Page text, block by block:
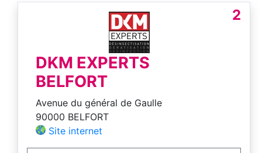
2
DKM EXPERTS
BELFORT
Avenue du général de Gaulle
90000 BELFORT
Site internet